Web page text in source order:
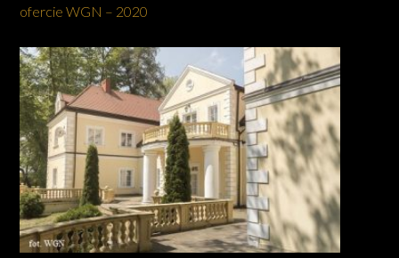
ofercie WGN – 2020